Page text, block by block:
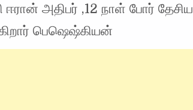
அதிபர் ,12 நாள் போர் தேசிய
பெஷெஷ்கியன்